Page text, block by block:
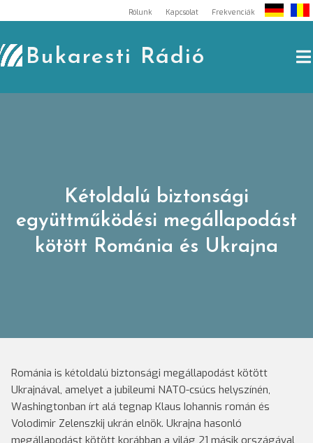
to
content
Rólunk Kapcsolat Frekvenciák
Bukaresti Rádió
Kétoldalú biztonsági
együttműködési megállapodást
kötött Románia és Ukrajna
Románia is kétoldalú biztonsági megállapodást kötött
Ukrajnával, amelyet a jubileumi NATO-csúcs helyszínén,
Washingtonban írt alá tegnap Klaus Iohannis román és
Volodimir Zelenszkij ukrán elnök. Ukrajna hasonló
megállapodást kötött korábban a világ 21 másik országával